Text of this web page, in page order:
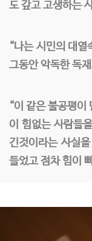
도 갚고 고생하는
“나는 시민의 대
그동안 악독한 독
“이 같은 불공평이
이 힘없는 사람들
긴것이라는 사실
들었고 점차 힘이